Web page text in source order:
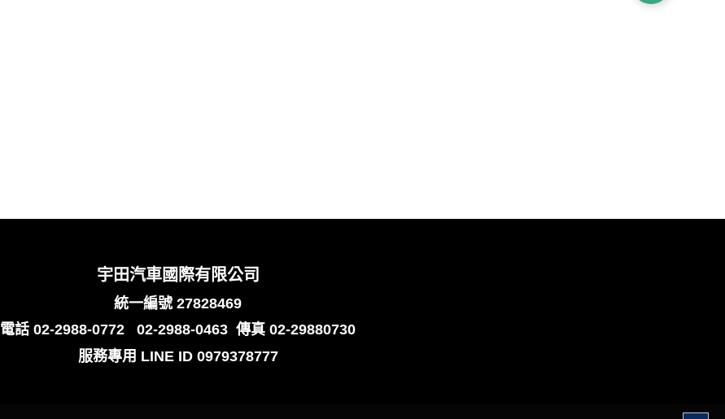
宇田汽車國際有限公司
統一編號 27828469
電話02-2988-0772 02-2988-0463 傳真 02-29880730
服務專用 LINE ID 0979378777